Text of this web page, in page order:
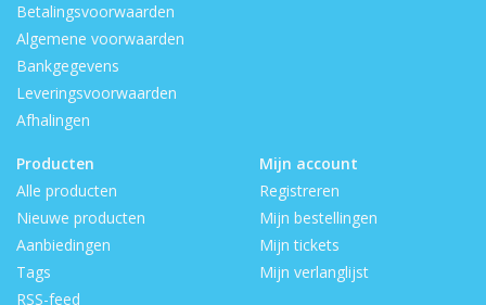
Betalingsvoorwaarden
Algemene voorwaarden
Bankgegevens
Leveringsvoorwaarden
Afhalingen
Producten
Alle producten
Nieuwe producten
Aanbiedingen
Tags
RSS-feed
Mijn account
Registreren
Mijn bestellingen
Mijn tickets
Mijn verlanglijst